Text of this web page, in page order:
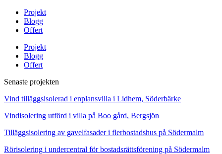
Projekt
Blogg
Offert
Projekt
Blogg
Offert
Senaste projekten
Vind tilläggsisolerad i enplansvilla i Lidhem, Söderbärke
Vindisolering utförd i villa på Boo gård, Bergsjön
Tilläggsisolering av gavelfasader i flerbostadshus på Södermalm
Rörisolering i undercentral för bostadsrättsförening på Södermalm